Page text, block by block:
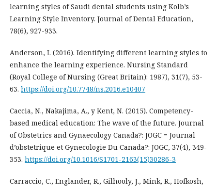
learning styles of Saudi dental students using Kolb’s
Learning Style Inventory. Journal of Dental Education,
78(6), 927-933.
Anderson, I. (2016). Identifying different learning styles to
enhance the learning experience. Nursing Standard
(Royal College of Nursing (Great Britain): 1987), 31(7), 53-
63. https://doi.org/10.7748/ns.2016.e10407
Caccia, N., Nakajima, A., y Kent, N. (2015). Competency-
based medical education: The wave of the future. Journal
of Obstetrics and Gynaecology Canada?: JOGC = Journal
d’obstetrique et Gynecologie Du Canada?: JOGC, 37(4), 349-
353. https://doi.org/10.1016/S1701-2163(15)30286-3
Carraccio, C., Englander, R., Gilhooly, J., Mink, R., Hofkosh,